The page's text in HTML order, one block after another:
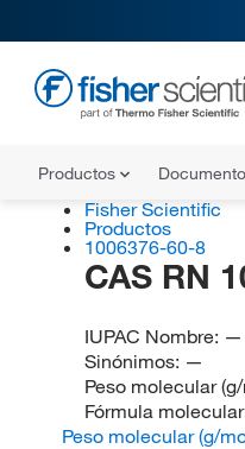
Productos
Fisher Scientific
Productos
1006376-60-8
CAS RN
IUPAC Nombre: —
Sinónimos: —
Peso molecular
Fórmula
Peso molecular (g/